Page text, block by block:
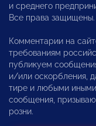
и среднего
Все права защищены.
Комментарии на
требованиям
публикуем
и/или оскорбления,
тире и любыми
сообщения,
розни.